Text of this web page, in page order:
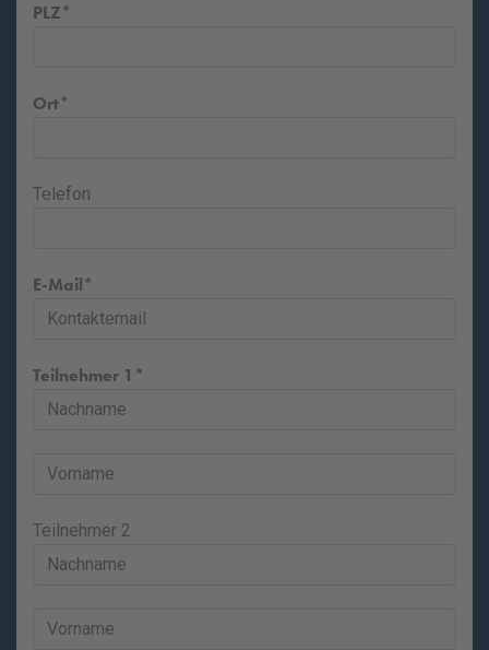
PLZ
Ort
Telefon
E-Mail
Teilnehmer 1
Teilnehmer 2